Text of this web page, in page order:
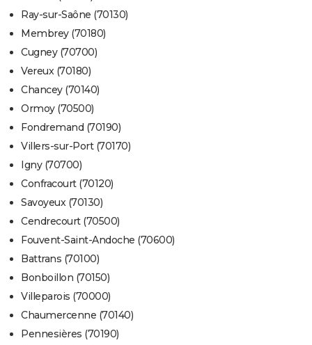
Ray-sur-Saône (70130)
Membrey (70180)
Cugney (70700)
Vereux (70180)
Chancey (70140)
Ormoy (70500)
Fondremand (70190)
Villers-sur-Port (70170)
Igny (70700)
Confracourt (70120)
Savoyeux (70130)
Cendrecourt (70500)
Fouvent-Saint-Andoche (70600)
Battrans (70100)
Bonboillon (70150)
Villeparois (70000)
Chaumercenne (70140)
Pennesières (70190)